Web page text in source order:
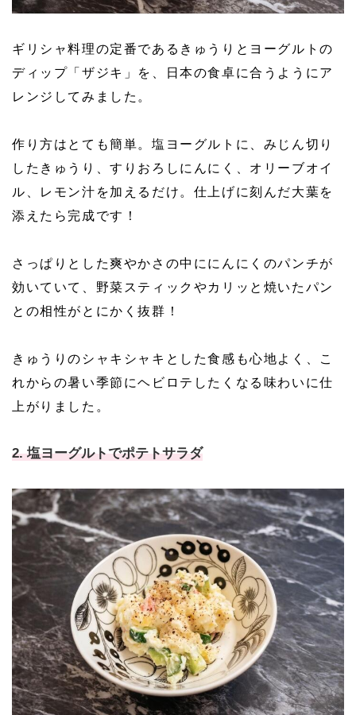
ギリシャ料理の定番であるきゅうりとヨーグルトの
ディップ「ザジキ」を、日本の食卓に合うようにア
レンジしてみました。
作り方はとても簡単。塩ヨーグルトに、みじん切り
したきゅうり、すりおろしにんにく、オリーブオイ
ル、レモン汁を加えるだけ。仕上げに刻んだ大葉を
添えたら完成です！
さっぱりとした爽やかさの中ににんにくのパンチが
効いていて、野菜スティックやカリッと焼いたパン
との相性がとにかく抜群！
きゅうりのシャキシャキとした食感も心地よく、こ
れからの暑い季節にヘビロテしたくなる味わいに仕
上がりました。
2. 塩ヨーグルトでポテトサラダ